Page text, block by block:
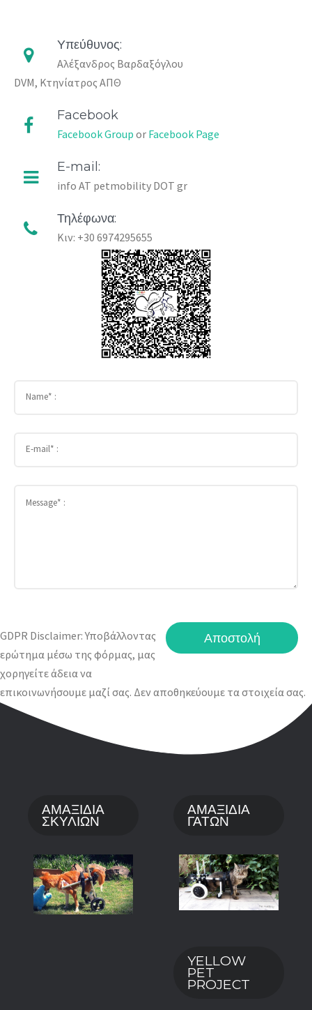
Υπεύθυνος:
Αλέξανδρος Βαρδαξόγλου
DVM, Κτηνίατρος ΑΠΘ
Facebook
Facebook Group or Facebook Page
E-mail:
info AT petmobility DOT gr
Τηλέφωνα:
Κιν: +30 6974295655
GDPR Disclaimer: Υποβάλλοντας
ερώτημα μέσω της φόρμας, μας
χορηγείτε άδεια να
επικοινωνήσουμε μαζί σας. Δεν αποθηκεύουμε τα στοιχεία σας.
ΑΜΑΞΙΔΙΑ
ΣΚΥΛΙΩΝ
ΑΜΑΞΙΔΙΑ
ΓΑΤΩΝ
YELLOW
PET
PROJECT